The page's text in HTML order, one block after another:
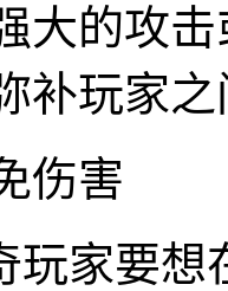
大的攻
补玩家
伤害
玩家要